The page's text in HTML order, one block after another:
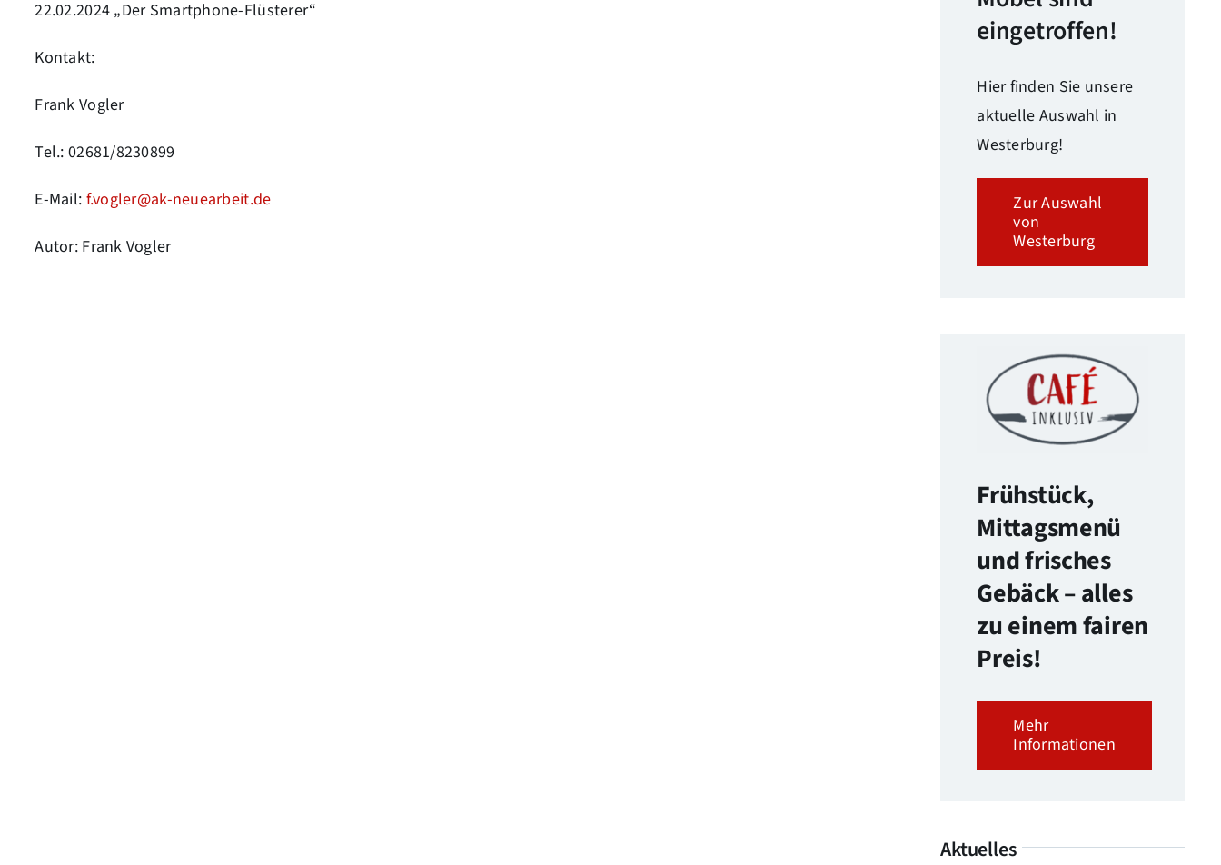
22.02.2024 „Der Smartphone-Flüsterer“
Kontakt:
Frank Vogler
Tel.: 02681/8230899
E-Mail: f.vogler@ak-neuearbeit.de
Autor: Frank Vogler
eingetroffen!
Hier finden Sie unsere
aktuelle Auswahl in
Westerburg!
Zur Auswahl
von
Westerburg
Frühstück,
Mittagsmenü
und frisches
Gebäck – alles
zu einem fairen
Preis!
Mehr
Informationen
Aktuelles